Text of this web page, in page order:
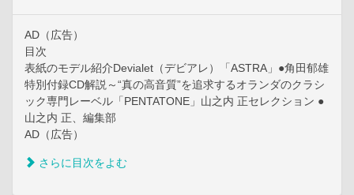
AD（広告）
目次
表紙のモデル紹介Devialet（デビアレ）「ASTRA」●角田郁雄
特別付録CD解説～“真の高音質”を追求するオランダのクラシ
ック専門レーベル「PENTATONE」山之内 正セレクション ●
山之内 正、編集部
AD（広告）
さらに目次をよむ